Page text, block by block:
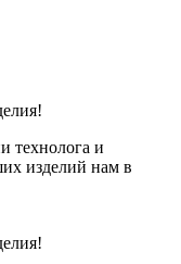
технолога и
изделий нам в